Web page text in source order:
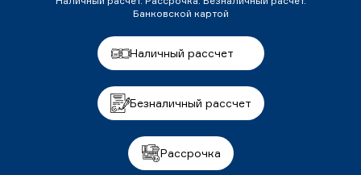
Банковской картой
Наличный рассчет
Безналичный рассчет
Рассрочка